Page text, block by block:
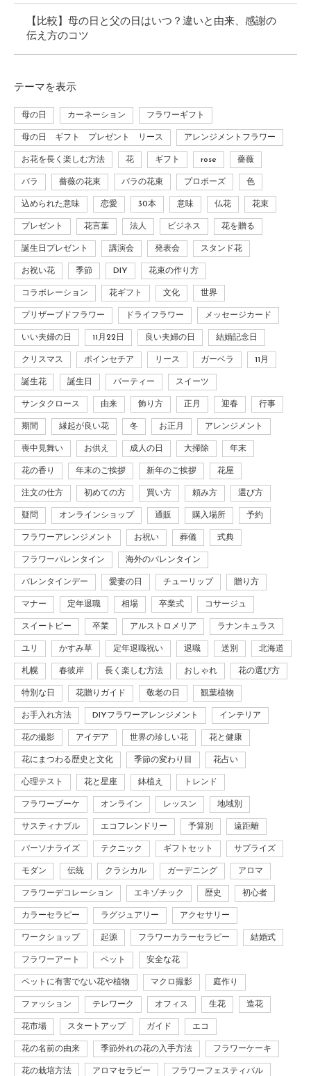
【比較】母の日と父の日はいつ？違いと由来、感謝の
伝え方のコツ
テーマ を表示
母の日 カーネーション フラワーギフト
母の日 ギフト プレゼント リース アレンジメントフラワー
お花を長く楽しむ方法 花 ギフト rose 薔薇
バラ 薔薇の花束 バラの花束 プロポーズ 色
込められた意味 恋愛 30本 意味 仏花 花束
プレゼント 花言葉 法人 ビジネス 花を贈る
誕生日プレゼント 講演会 発表会 スタンド花
お祝い花 季節 DIY 花束の作り方
コラボレーション 花ギフト 文化 世界
プリザーブドフラワー ドライフラワー メッセージカード
いい夫婦の日 11月22日 良い夫婦の日 結婚記念日
クリスマス ポインセチア リース ガーベラ 11月
誕生花 誕生日 パーティー スイーツ
サンタクロース 由来 飾り方 正月 迎春 行事
期間 縁起が良い花 冬 お正月 アレンジメント
喪中見舞い お供え 成人の日 大掃除 年末
花の香り 年末のご挨拶 新年のご挨拶 花屋
注文の仕方 初めての方 買い方 頼み方 選び方
疑問 オンラインショップ 通販 購入場所 予約
フラワーアレンジメント お祝い 葬儀 式典
フラワーバレンタイン 海外のバレンタイン
バレンタインデー 愛妻の日 チューリップ 贈り方
マナー 定年退職 相場 卒業式 コサージュ
スイートピー 卒業 アルストロメリア ラナンキュラス
ユリ かすみ草 定年退職祝い 退職 送別 北海道
札幌 春彼岸 長く楽しむ方法 おしゃれ 花の選び方
特別な日 花贈りガイド 敬老の日 観葉植物
お手入れ方法 DIYフラワーアレンジメント インテリア
花の撮影 アイデア 世界の珍しい花 花と健康
花にまつわる歴史と文化 季節の変わり目 花占い
心理テスト 花と星座 鉢植え トレンド
フラワーブーケ オンライン レッスン 地域別
サスティナブル エコフレンドリー 予算別 遠距離
パーソナライズ テクニック ギフトセット サプライズ
モダン 伝統 クラシカル ガーデニング アロマ
フラワーデコレーション エキゾチック 歴史 初心者
カラーセラピー ラグジュアリー アクセサリー
ワークショップ 起源 フラワーカラーセラピー 結婚式
フラワーアート ペット 安全な花
ペットに有害でない花や植物 マクロ撮影 庭作り
ファッション テレワーク オフィス 生花 造花
花市場 スタートアップ ガイド エコ
花の名前の由来 季節外れの花の入手方法 フラワーケーキ
花の栽培方法 アロマセラピー フラワーフェスティバル